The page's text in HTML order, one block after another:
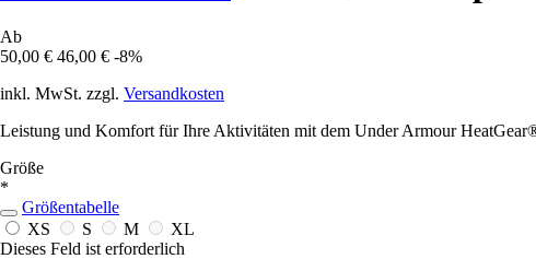
Ab
50,00 € 46,00 € -8%
inkl. MwSt. zzgl. Versandkosten
Leistung und Komfort für Ihre Aktivitäten mit dem Under Armour
Größe
*
Größentabelle
XS
S M
XL
Dieses Feld ist erforderlich